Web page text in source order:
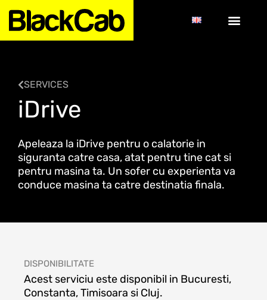
SERVICES
iDrive
Apeleaza la iDrive pentru o calatorie in
siguranta catre casa, atat pentru tine cat si
pentru masina ta. Un sofer cu experienta va
conduce masina ta catre destinatia finala.
DISPONIBILITATE
Acest serviciu este disponibil in Bucuresti,
Constanta, Timisoara si Cluj.